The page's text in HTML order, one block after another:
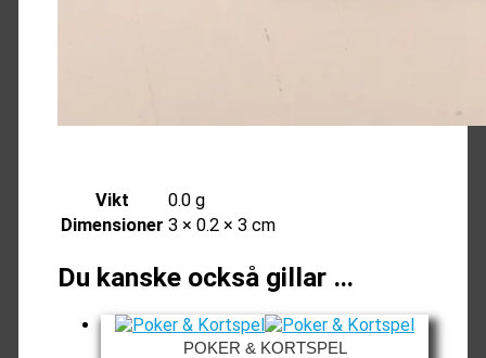
Vikt
0.0 g
Dimensioner 3 × 0.2 × 3 cm
Du kanske också gillar …
POKER & KORTSPEL